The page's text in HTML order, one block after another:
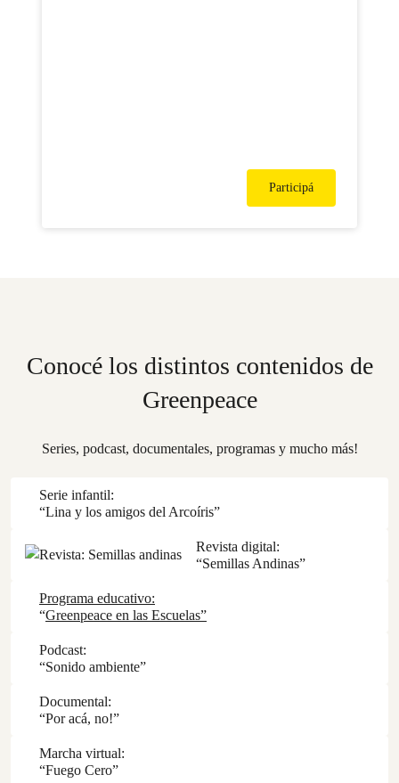
Participá
Conocé los distintos contenidos de
Greenpeace
Series, podcast, documentales, programas y mucho más!
Serie infantil:
“Lina y los amigos del Arcoíris”
Revista digital:
“Semillas Andinas”
Programa educativo:
“Greenpeace en las Escuelas”
Podcast:
“Sonido ambiente”
Documental:
“Por acá, no!”
Marcha virtual:
“Fuego Cero”